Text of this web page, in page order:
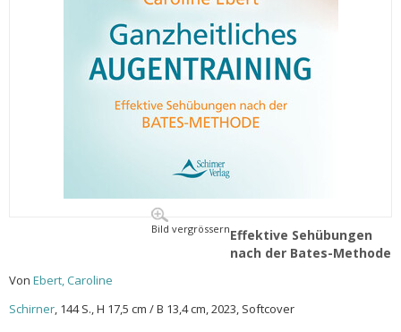
Bild vergrössernEffektive Sehübungen
nach der Bates-Methode
Von Ebert, Caroline
Schirner, 144 S., H 17,5 cm / B 13,4 cm, 2023, Softcover